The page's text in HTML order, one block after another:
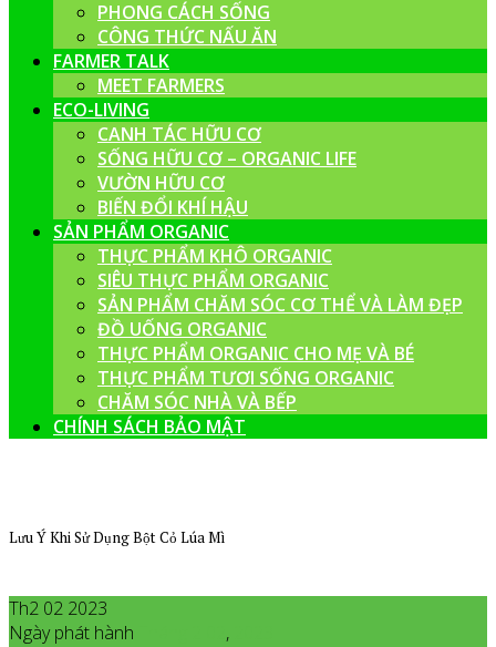
PHONG CÁCH SỐNG
CÔNG THỨC NẤU ĂN
FARMER TALK
MEET FARMERS
ECO-LIVING
CANH TÁC HỮU CƠ
SỐNG HỮU CƠ – ORGANIC LIFE
VƯỜN HỮU CƠ
BIẾN ĐỔI KHÍ HẬU
SẢN PHẨM ORGANIC
THỰC PHẨM KHÔ ORGANIC
SIÊU THỰC PHẨM ORGANIC
SẢN PHẨM CHĂM SÓC CƠ THỂ VÀ LÀM ĐẸP
ĐỒ UỐNG ORGANIC
THỰC PHẨM ORGANIC CHO MẸ VÀ BÉ
THỰC PHẨM TƯƠI SỐNG ORGANIC
CHĂM SÓC NHÀ VÀ BẾP
CHÍNH SÁCH BẢO MẬT
Lưu Ý Khi Sử Dụng Bột Cỏ Lúa Mì
Th2 02 2023
Ngày phát hành
,